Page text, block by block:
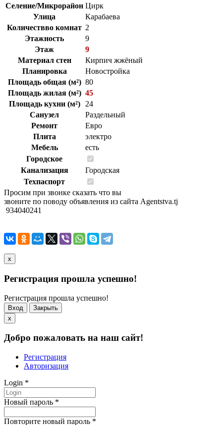
Селение/Микрорайон Цирк
Улица
Карабаева
Количествво комнат 2
Этажность
9
Этаж
9
Материал стен
Кирпич жжёный
Планировка
Новостройка
Площадь общая (м²) 80
Площадь жилая (м²) 45
Площадь кухни (м²)
24
Санузел
Раздельный
Ремонт
Евро
Плита
электро
Мебель
есть
Городское
Канализация
Городская
Техпаспорт
Просим при звонке сказать что вы
звоните по поводу объявления из сайта Agentstva.tj
934040241
x
Регистрация прошла успешно!
Регистрация прошла успешно!
Вход
Закрыть
x
Добро пожаловать на наш сайт!
Регистрация
Авторизация
Login *
Новый пароль *
Повторите новый пароль *